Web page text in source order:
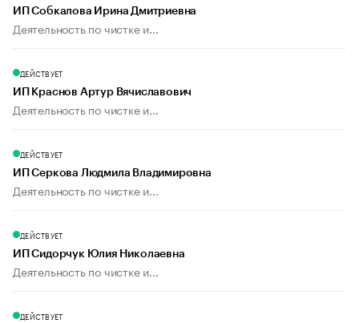
ИП Собкалова Ирина Дмитриевна
Деятельность по чистке и...
ДЕЙСТВУЕТ
ИП Краснов Артур Вячиславович
Деятельность по чистке и...
ДЕЙСТВУЕТ
ИП Серкова Людмила Владимировна
Деятельность по чистке и...
ДЕЙСТВУЕТ
ИП Сидорчук Юлия Николаевна
Деятельность по чистке и...
ДЕЙСТВУЕТ